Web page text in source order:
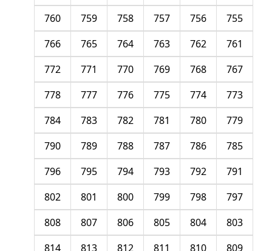
755
756
757
758
759
760
761
762
763
764
765
766
767
768
769
770
771
772
773
774
775
776
777
778
779
780
781
782
783
784
785
786
787
788
789
790
791
792
793
794
795
796
797
798
799
800
801
802
803
804
805
806
807
808
809
810
811
812
813
814